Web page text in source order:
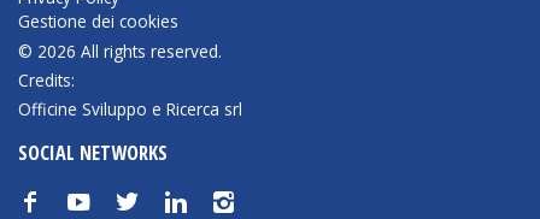
Gestione dei cookies
© 2026 All rights reserved.
Credits:
Officine Sviluppo e Ricerca srl
SOCIAL NETWORKS
f y t n i